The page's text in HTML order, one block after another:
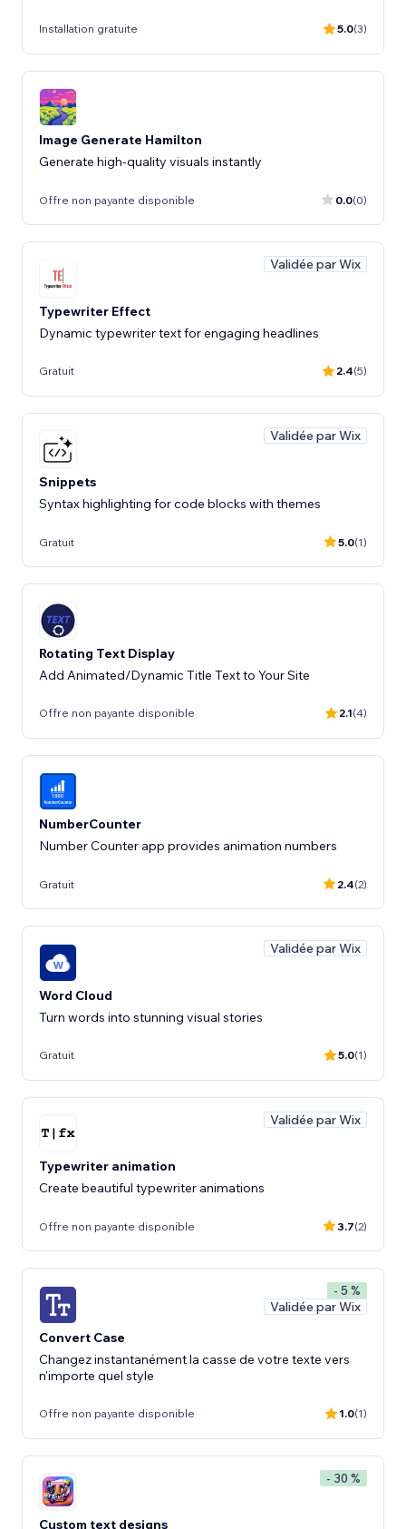
Installation gratuite 5.0(3)
Image Generate Hamilton
Generate high-quality visuals instantly
Offre non payante disponible 0.0(0)
Validée par Wix
Typewriter Effect
Dynamic typewriter text for engaging headlines
Gratuit 2.4(5)
Validée par Wix
Snippets
Syntax highlighting for code blocks with themes
Gratuit 5.0(1)
Rotating Text Display
Add Animated/Dynamic Title Text to Your Site
Offre non payante disponible 2.1(4)
NumberCounter
Gratuit 2.4(2)
Validée par Wix
Word Cloud
Turn words into stunning visual stories
Gratuit 5.0(1)
Validée par Wix
Typewriter animation
Create beautiful typewriter animations
Offre non payante disponible 3.7(2)
- 5 %
Validée par Wix
Convert Case
Changez instantanément la casse de votre texte vers
n'importe quel style
Offre non payante disponible 1.0(1)
- 30 %
Custom text designs